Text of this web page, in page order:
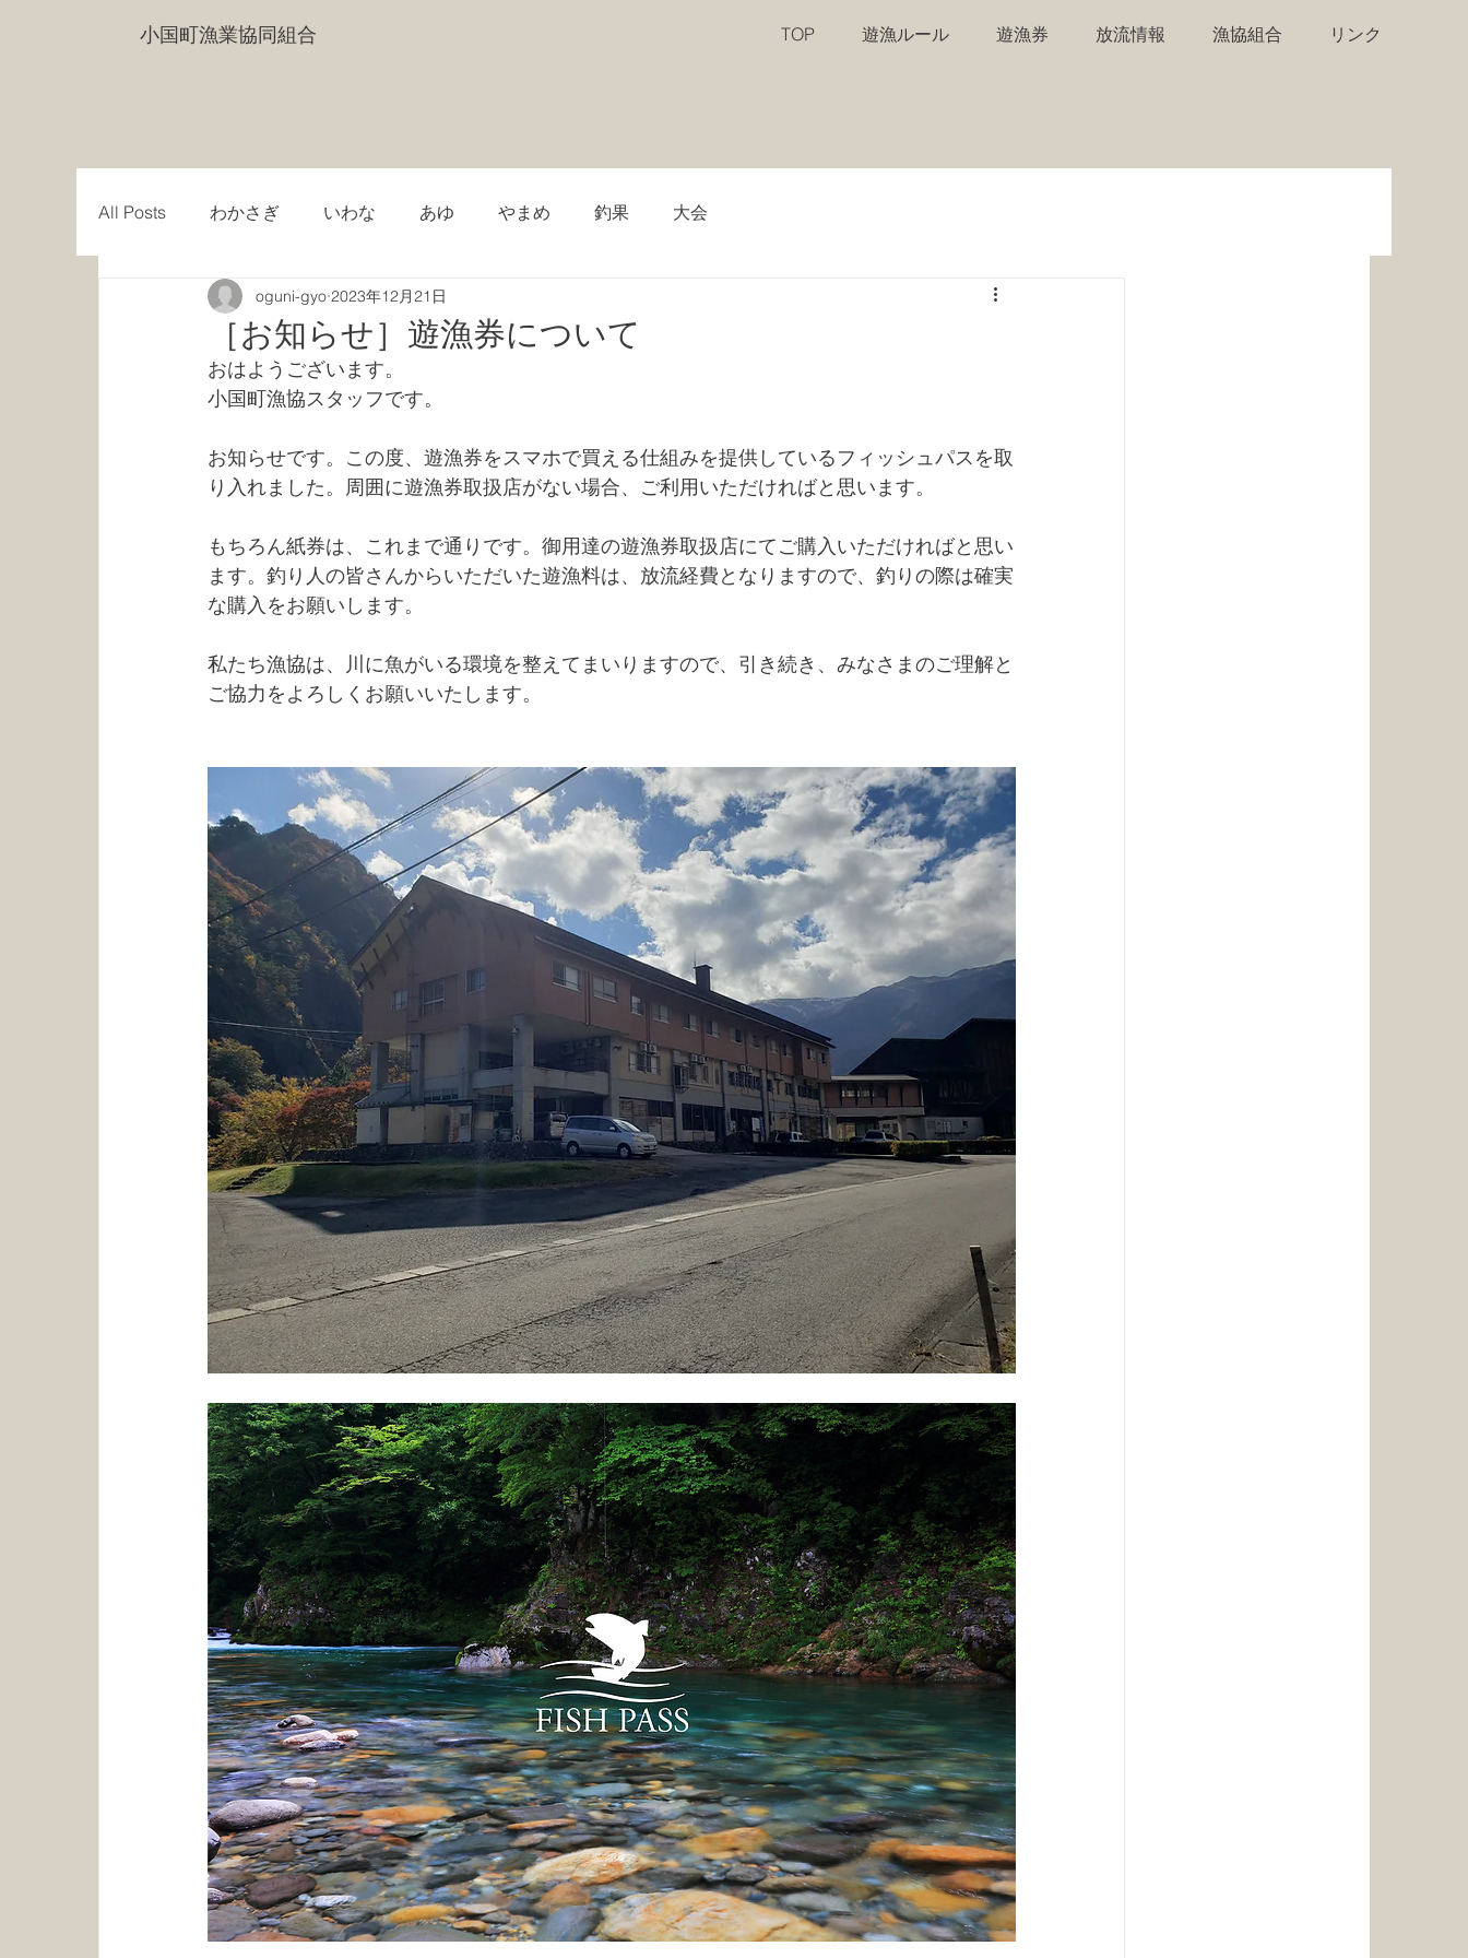
小国町漁業協同組合 TOP 遊漁ルール 遊漁券 放流情報 漁協組合 リンク
All Posts わかさぎ いわな あゆ やまめ 釣果 大会
［お知らせ］遊漁券について
oguni-gyo 2023年12月21日
おはようございます。
小国町漁協スタッフです。
お知らせです。この度、遊漁券をスマホで買える仕組みを提供しているフィッシュパスを取
り入れました。周囲に遊漁券取扱店がない場合、ご利用いただければと思います。
もちろん紙券は、これまで通りです。御用達の遊漁券取扱店にてご購入いただければと思い
ます。釣り人の皆さんからいただいた遊漁料は、放流経費となりますので、釣りの際は確実
な購入をお願いします。
私たち漁協は、川に魚がいる環境を整えてまいりますので、引き続き、みなさまのご理解と
ご協力をよろしくお願いいたします。